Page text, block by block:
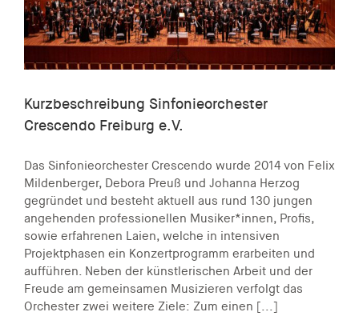
Kurzbeschreibung Sinfonieorchester
Crescendo Freiburg e.V.
Das Sinfonieorchester Crescendo wurde 2014 von Felix
Mildenberger, Debora Preuß und Johanna Herzog
gegründet und besteht aktuell aus rund 130 jungen
angehenden professionellen Musiker*innen, Profis,
sowie erfahrenen Laien, welche in intensiven
Projektphasen ein Konzertprogramm erarbeiten und
aufführen. Neben der künstlerischen Arbeit und der
Freude am gemeinsamen Musizieren verfolgt das
Orchester zwei weitere Ziele: Zum einen [...]